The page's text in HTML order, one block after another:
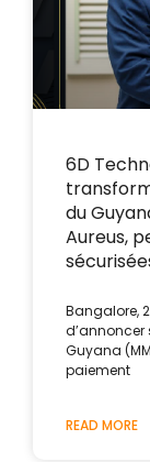
6D
du
Aureus,
Bangalore,
d’annoncer
Guyana
paiement
READ MORE